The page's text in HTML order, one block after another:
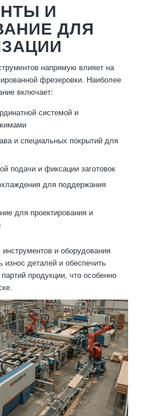
И
ДЛЯ
напрямую влияет на
фрезеровки. Наиболее
включает:
системой и
и специальных покрытий для
подачи и фиксации заготовок
для поддержания
для проектирования и
и оборудования
износ деталей и обеспечить
продукции, что особенно